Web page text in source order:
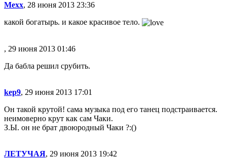
Mexx, 28 июня 2013 23:36
какой богатырь. и какое красивое тело.
, 29 июня 2013 01:46
Да бабла решил срубить.
kep9, 29 июня 2013 17:01
Он такой крутой! сама музыка под его танец подстраивается.
неимоверно крут как сам Чаки.
З.Ы. он не брат двоюродный Чаки ?:()
ЛЕТУЧАЯ, 29 июня 2013 19:42